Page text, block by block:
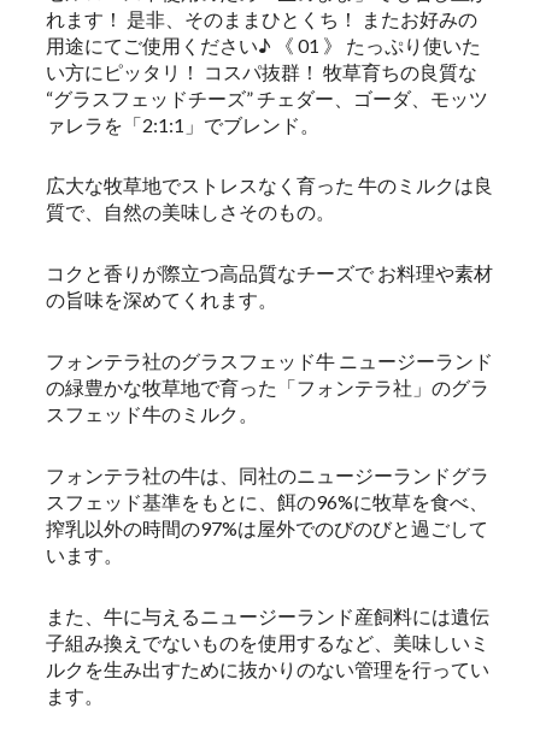
れます！ 是非、そのままひとくち！ またお好みの
用途にてご使用ください♪ 《 01 》 たっぷり使いた
い方にピッタリ！ コスパ抜群！ 牧草育ちの良質な
“グラスフェッドチーズ” チェダー、ゴーダ、モッツ
ァレラを「2:1:1」でブレンド。
広大な牧草地でストレスなく育った 牛のミルクは良
質で、自然の美味しさそのもの。
コクと香りが際立つ高品質なチーズで お料理や素材
の旨味を深めてくれます。
フォンテラ社のグラスフェッド牛 ニュージーランド
の緑豊かな牧草地で育った「フォンテラ社」のグラ
スフェッド牛のミルク。
フォンテラ社の牛は、同社のニュージーランドグラ
スフェッド基準をもとに、餌の96%に牧草を食べ、
搾乳以外の時間の97%は屋外でのびのびと過ごして
います。
また、牛に与えるニュージーランド産飼料には遺伝
子組み換えでないものを使用するなど、美味しいミ
ルクを生み出すために抜かりのない管理を行ってい
ます。